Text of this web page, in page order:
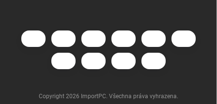
Copyright 2026 ImportPC. Všechna práva vyhrazena.